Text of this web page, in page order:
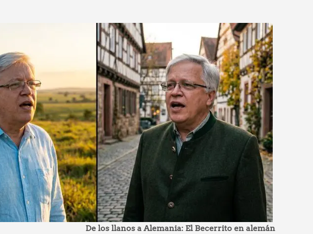
De los llanos a Alemania: El Becerrito en alemán